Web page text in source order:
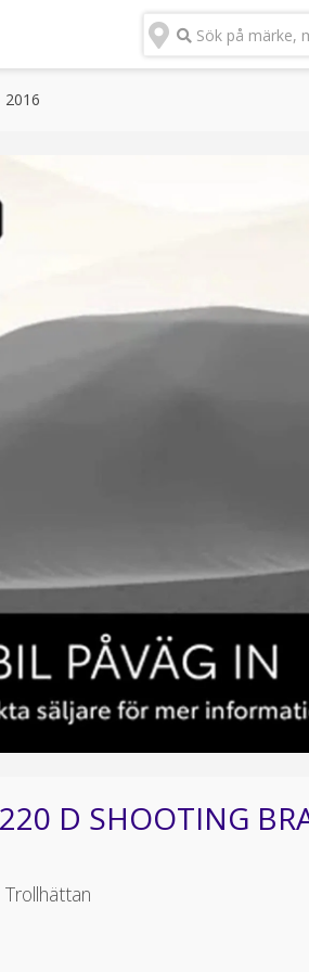
Sök på märke,
2016
D SHOOTING